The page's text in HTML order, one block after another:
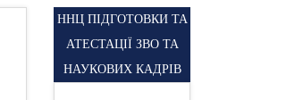
ННЦ ПІДГОТОВКИ ТА
АТЕСТАЦІЇ ЗВО ТА
НАУКОВИХ КАДРІВ